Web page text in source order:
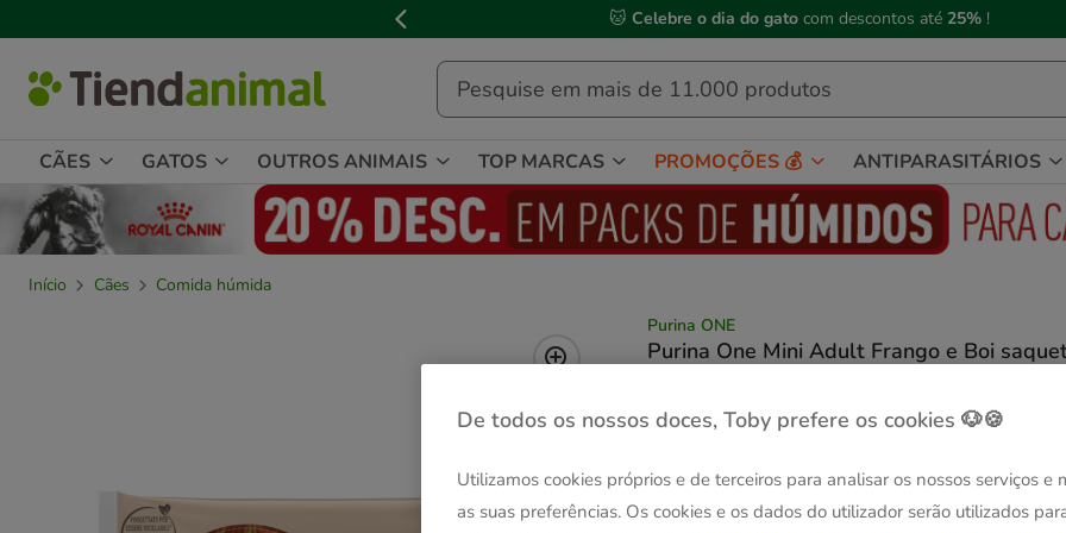
de
mensagem,
🐱 Celebre o dia do gato com descontos até 25% !
CÃES GATOS OUTROS ANIMAIS TOP MARCAS PROMOÇÕES 💰 ANTIPARASITÁRIOS
Início Cães
Comida húmida
Purina ONE
Purina One Mini Adult Frango e Boi
4 saquetas x 85 g
-25% na 2ª un.
12 saquetas x 85 g
Pack Poupança
De todos os nossos doces, Toby prefere os cookies 🐶🍪
Utilizamos cookies próprios e de terceiros para analisar os nossos serviços e
as suas preferências. Os cookies e os dados do utilizador serão utilizados